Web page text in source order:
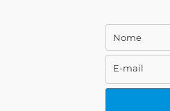
Nome
Nome
E-
mail
E-mail